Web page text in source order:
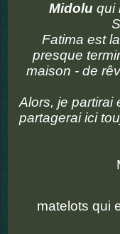
Midoluqui
Fatima est
presque
maison - de
Alors, je partirai
partagerai ici
matelots qui